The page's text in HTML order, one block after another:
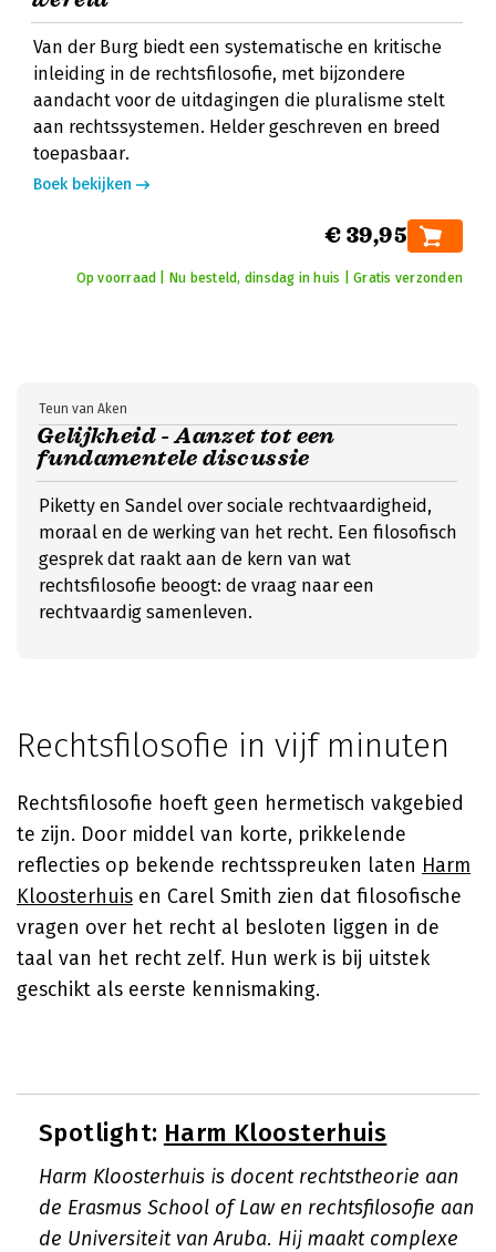
Van der Burg biedt een systematische en kritische
inleiding in de rechtsfilosofie, met bijzondere
aandacht voor de uitdagingen die pluralisme stelt
aan rechtssystemen. Helder geschreven en breed
toepasbaar.
Boek bekijken
€ 39,95
Op voorraad | Nu besteld, dinsdag in huis | Gratis verzonden
Gelijkheid - Aanzet tot een
fundamentele discussie
Teun van Aken
Piketty en Sandel over sociale rechtvaardigheid,
moraal en de werking van het recht. Een filosofisch
gesprek dat raakt aan de kern van wat
rechtsfilosofie beoogt: de vraag naar een
rechtvaardig samenleven.
Rechtsfilosofie in vijf minuten
Rechtsfilosofie hoeft geen hermetisch vakgebied
te zijn. Door middel van korte, prikkelende
reflecties op bekende rechtsspreuken laten Harm
Kloosterhuis en Carel Smith zien dat filosofische
vragen over het recht al besloten liggen in de
taal van het recht zelf. Hun werk is bij uitstek
geschikt als eerste kennismaking.
Spotlight: Harm Kloosterhuis
Harm Kloosterhuis is docent rechtstheorie aan
de Erasmus School of Law en rechtsfilosofie aan
de Universiteit van Aruba. Hij maakt complexe